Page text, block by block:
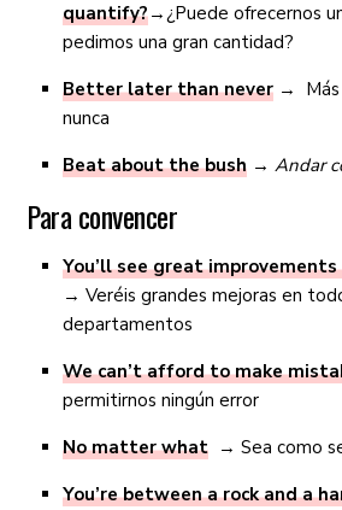
quantify?→¿Puede ofrecernos
pedimos una gran cantidad?
Better later than never → Más
nunca
Beat about the bush → Andar
Para convencer
You’ll see great
→ Veréis grandes mejoras en
departamentos
We can’t afford to make
permitirnos ningún error
No matter what → Sea como
You’re between a rock and a